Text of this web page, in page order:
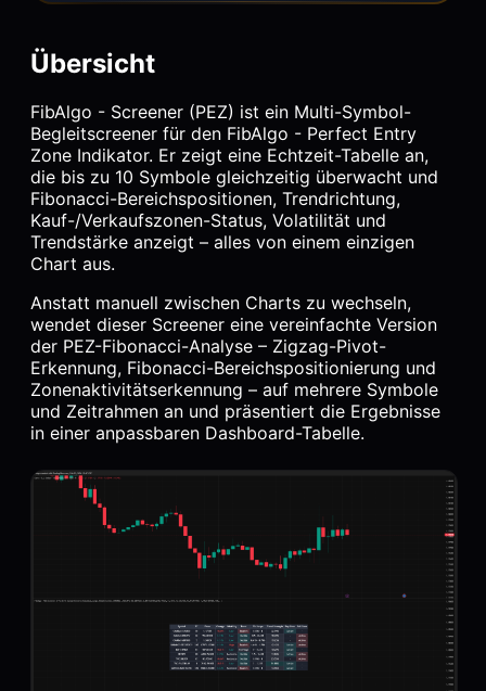
Übersicht
FibAlgo - Screener (PEZ) ist ein Multi-Symbol-
Begleitscreener für den FibAlgo - Perfect Entry
Zone Indikator. Er zeigt eine Echtzeit-Tabelle an,
die bis zu 10 Symbole gleichzeitig überwacht und
Fibonacci-Bereichspositionen, Trendrichtung,
Kauf-/Verkaufszonen-Status, Volatilität und
Trendstärke anzeigt – alles von einem einzigen
Chart aus.
Anstatt manuell zwischen Charts zu wechseln,
wendet dieser Screener eine vereinfachte Version
der PEZ-Fibonacci-Analyse – Zigzag-Pivot-
Erkennung, Fibonacci-Bereichspositionierung und
Zonenaktivitätserkennung – auf mehrere Symbole
und Zeitrahmen an und präsentiert die Ergebnisse
in einer anpassbaren Dashboard-Tabelle.